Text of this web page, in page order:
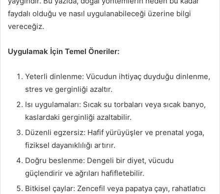
faydalı olduğu ve nasıl uygulanabileceği üzerine bilgi
vereceğiz.
Uygulamak İçin Temel Öneriler:
Yeterli dinlenme: Vücudun ihtiyaç duyduğu dinlenme,
stres ve gerginliği azaltır.
Isı uygulamaları: Sıcak su torbaları veya sıcak banyo,
kaslardaki gerginliği azaltabilir.
Düzenli egzersiz: Hafif yürüyüşler ve prenatal yoga,
fiziksel dayanıklılığı artırır.
Doğru beslenme: Dengeli bir diyet, vücudu
güçlendirir ve ağrıları hafifletebilir.
Bitkisel çaylar: Zencefil veya papatya çayı, rahatlatıcı